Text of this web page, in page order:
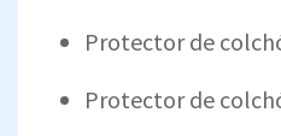
Protector de
Protector de